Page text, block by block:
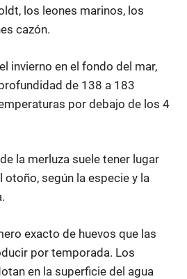
los leones marinos, los
cazón.
invierno en el fondo del mar,
de 138 a 183
por debajo de los 4
la merluza suele tener lugar
otoño, según la especie y la
exacto de huevos que las
por temporada. Los
en la superficie del agua